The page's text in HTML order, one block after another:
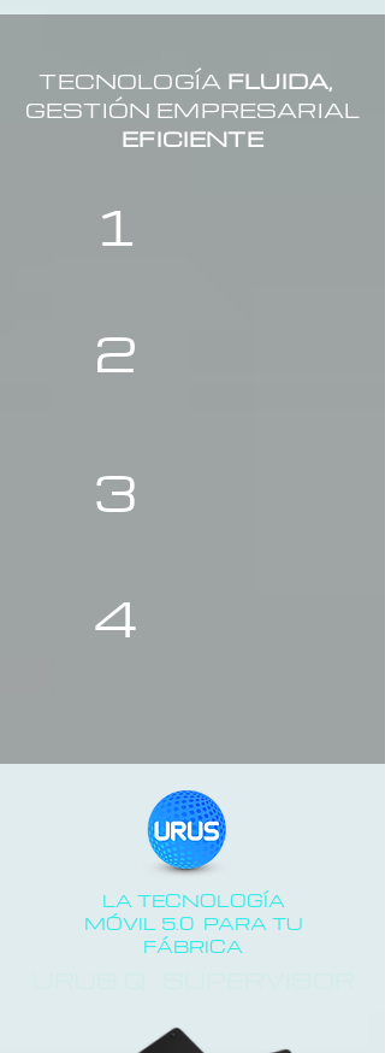
TECNOLOGÍA FLUIDA,
GESTIÓN EMPRESARIAL
EFICIENTE
1
2
3
4
LA TECNOLOGÍA
MÓVIL 5.0 PARA TU
FÁBRICA